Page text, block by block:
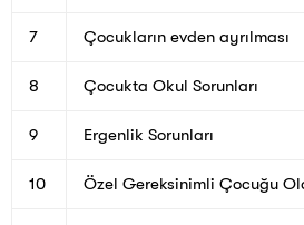
7 Çocukların evden ayrılması
8 Çocukta Okul Sorunları
9 Ergenlik Sorunları
10 Özel Gereksinimli Çocuğu